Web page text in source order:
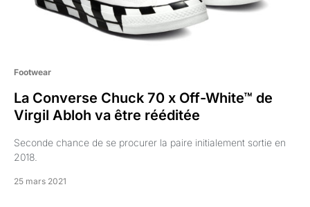
Footwear
La Converse Chuck 70 x Off-White™ de
Virgil Abloh va être rééditée
Seconde chance de se procurer la paire initialement sortie en
2018.
25 mars 2021